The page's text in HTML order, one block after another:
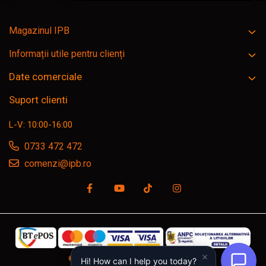
Magazinul IPB
Informații utile pentru clienți
Date comerciale
Suport clienti
L-V: 10:00-16:00
0733 472 472
comenzi@ipb.ro
©Copyright SC IPB SRL, ipb.ro © 2026
Hi! How can I help you today?